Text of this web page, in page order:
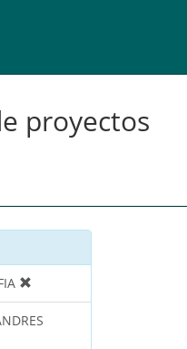
proyectos